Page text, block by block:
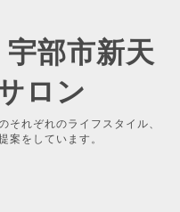
部市新天
ロン
それぞれのライフスタイル、
案をしています。